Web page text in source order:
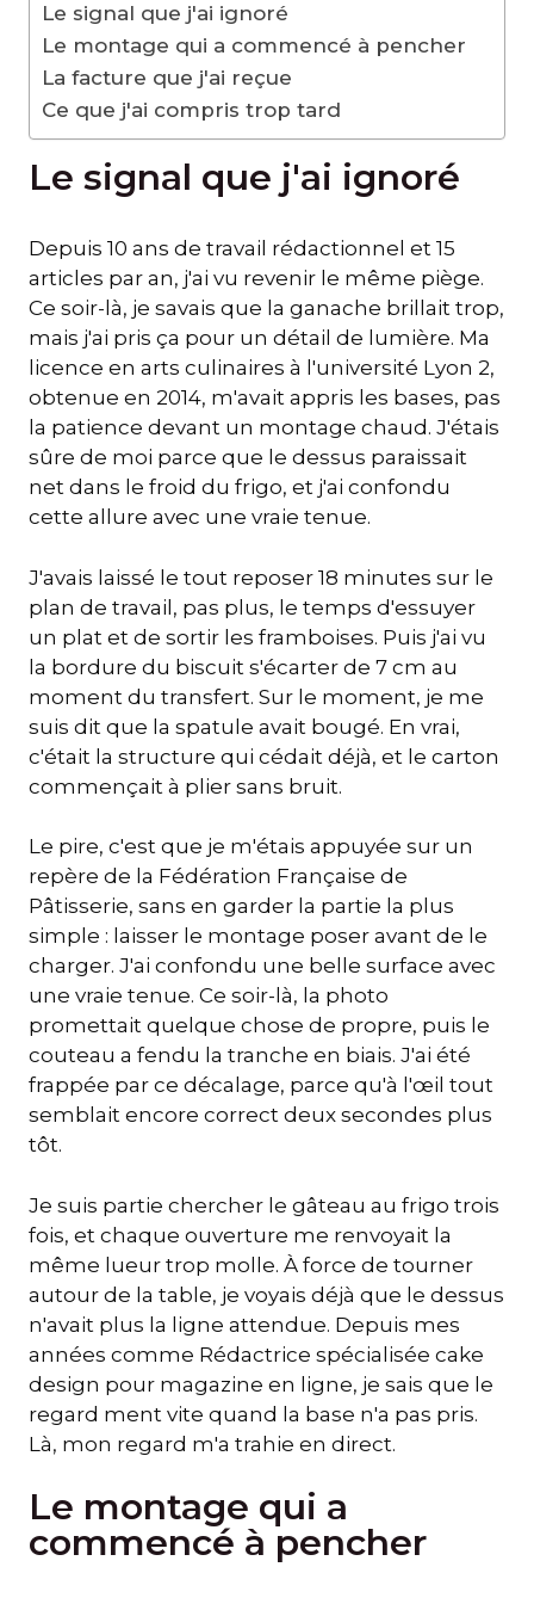
Le signal que j'ai ignoré
Le montage qui a commencé à pencher
La facture que j'ai reçue
Ce que j'ai compris trop tard
Le signal que j'ai ignoré
Depuis 10 ans de travail rédactionnel et 15
articles par an, j'ai vu revenir le même piège.
Ce soir-là, je savais que la ganache brillait trop,
mais j'ai pris ça pour un détail de lumière. Ma
licence en arts culinaires à l'université Lyon 2,
obtenue en 2014, m'avait appris les bases, pas
la patience devant un montage chaud. J'étais
sûre de moi parce que le dessus paraissait
net dans le froid du frigo, et j'ai confondu
cette allure avec une vraie tenue.
J'avais laissé le tout reposer 18 minutes sur le
plan de travail, pas plus, le temps d'essuyer
un plat et de sortir les framboises. Puis j'ai vu
la bordure du biscuit s'écarter de 7 cm au
moment du transfert. Sur le moment, je me
suis dit que la spatule avait bougé. En vrai,
c'était la structure qui cédait déjà, et le carton
commençait à plier sans bruit.
Le pire, c'est que je m'étais appuyée sur un
repère de la Fédération Française de
Pâtisserie, sans en garder la partie la plus
simple : laisser le montage poser avant de le
charger. J'ai confondu une belle surface avec
une vraie tenue. Ce soir-là, la photo
promettait quelque chose de propre, puis le
couteau a fendu la tranche en biais. J'ai été
frappée par ce décalage, parce qu'à l'œil tout
semblait encore correct deux secondes plus
tôt.
Je suis partie chercher le gâteau au frigo trois
fois, et chaque ouverture me renvoyait la
même lueur trop molle. À force de tourner
autour de la table, je voyais déjà que le dessus
n'avait plus la ligne attendue. Depuis mes
années comme Rédactrice spécialisée cake
design pour magazine en ligne, je sais que le
regard ment vite quand la base n'a pas pris.
Là, mon regard m'a trahie en direct.
Le montage qui a
commencé à pencher